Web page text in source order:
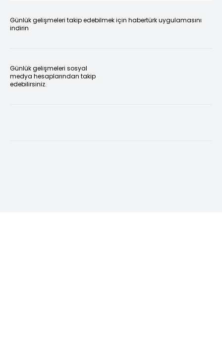
Günlük gelişmeleri takip edebilmek için habertürk uygulamasını
indirin
Günlük gelişmeleri sosyal
medya hesaplarından takip
edebilirsiniz.